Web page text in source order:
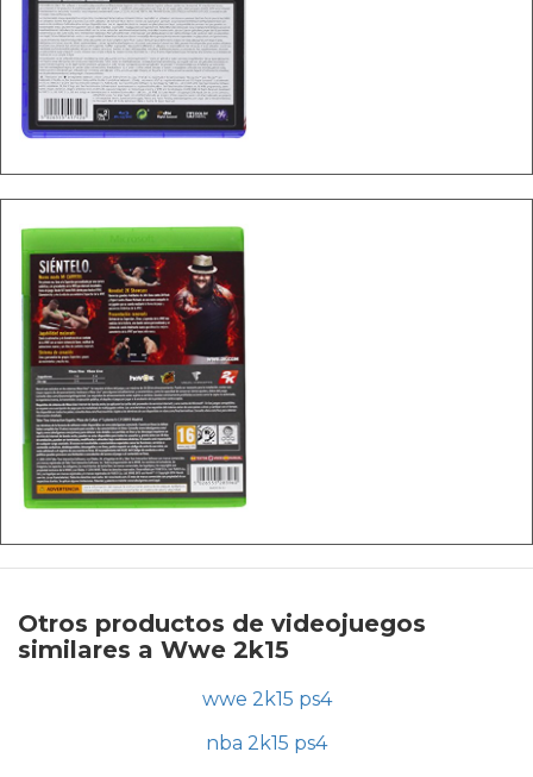
Otros productos de videojuegos
similares a Wwe 2k15
wwe 2k15 ps4
nba 2k15 ps4